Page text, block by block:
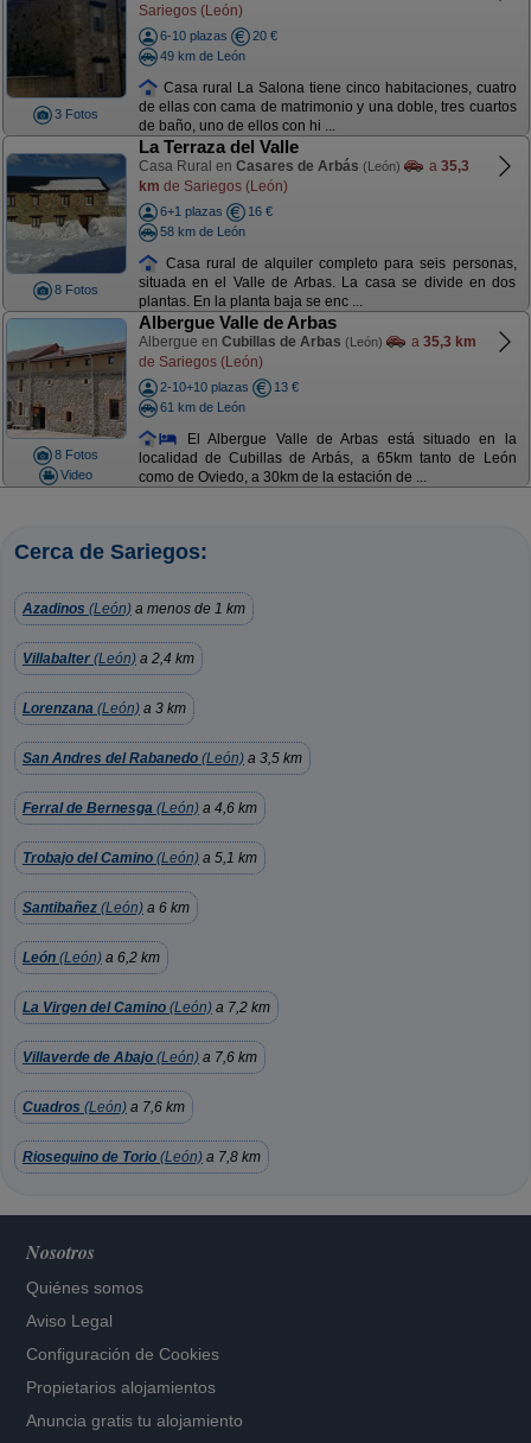
3 Fotos
Sariegos (León)
6-10 plazas
20 €
49 km de León
Casa rural La Salona tiene cinco habitaciones, cuatro
de ellas con cama de matrimonio y una doble, tres cuartos
de baño, uno de ellos con hi ...
8 Fotos
La Terraza del Valle
Casa Rural en Casares de Arbás (León) a 35,3
km de Sariegos (León)
6+1 plazas
16 €
58 km de León
Casa rural de alquiler completo para seis personas,
situada en el Valle de Arbas. La casa se divide en dos
plantas. En la planta baja se enc ...
8 Fotos
Video
Albergue Valle de Arbas
Albergue en Cubillas de Arbas (León) a 35,3 km
de Sariegos (León)
2-10+10 plazas
13 €
61 km de León
El Albergue Valle de Arbas está situado en la
localidad de Cubillas de Arbás, a 65km tanto de León
como de Oviedo, a 30km de la estación de ...
Cerca de Sariegos:
Azadinos (León) a menos de 1 km
Villabalter (León) a 2,4 km
Lorenzana (León) a 3 km
San Andres del Rabanedo (León) a 3,5 km
Ferral de Bernesga (León) a 4,6 km
Trobajo del Camino (León) a 5,1 km
Santibañez (León) a 6 km
León (León) a 6,2 km
La Virgen del Camino (León) a 7,2 km
Villaverde de Abajo (León) a 7,6 km
Cuadros (León) a 7,6 km
Riosequino de Torio (León) a 7,8 km
Nosotros
Quiénes somos
Aviso Legal
Configuración de Cookies
Propietarios alojamientos
Anuncia gratis tu alojamiento